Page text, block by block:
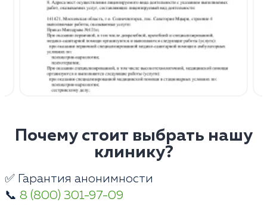
Почему стоит выбрать нашу
клинику?
✅ Гарантия анонимности
📞 8 (800) 301-97-09